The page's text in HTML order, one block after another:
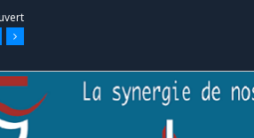
à